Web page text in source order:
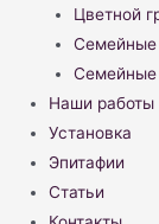
Цветной
Семейные
Семейные
Наши работы
Установка
Эпитафии
Статьи